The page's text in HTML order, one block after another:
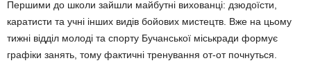
Першими до школи зайшли майбутні вихованці: дзюдоїсти,
каратисти та учні інших видів бойових мистецтв. Вже на цьому
тижні відділ молоді та спорту Бучанської міськради формує
графіки занять, тому фактичні тренування от-от почнуться.